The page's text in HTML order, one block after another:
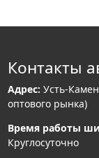
Контакты
Адрес: Усть-
оптового рынка)
Время работы
Круглосуточно